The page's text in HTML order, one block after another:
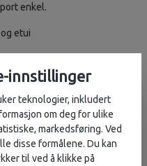
enkel.
etui
og oppbevaring
rekkevidde
innstillinger
teknologier, inkludert
om deg for ulike
markedsføring. Ved
disse formålene. Du kan
til ved å klikke på